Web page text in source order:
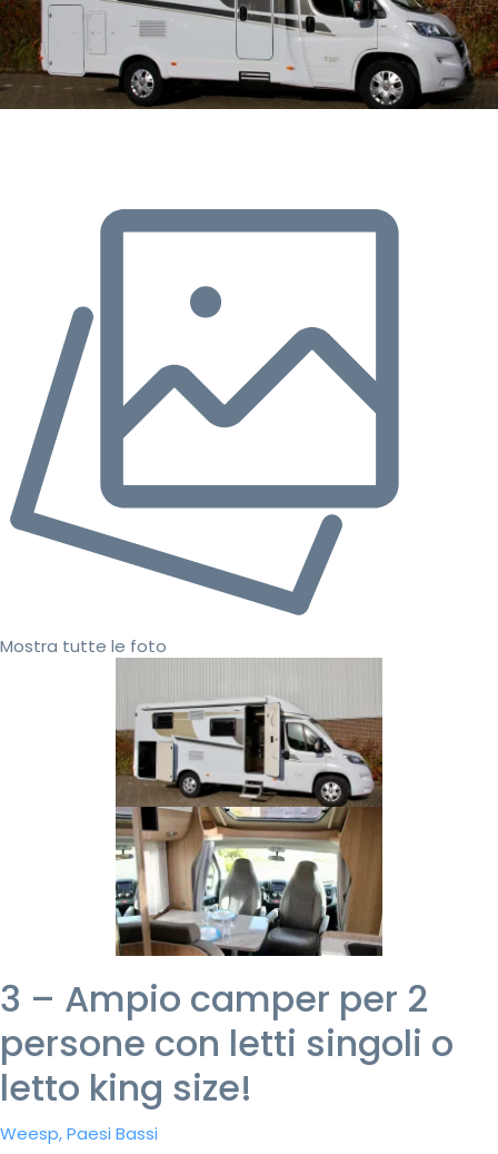
Mostra tutte le foto
3 – Ampio camper per 2
persone con letti singoli o
letto king size!
Weesp, Paesi Bassi